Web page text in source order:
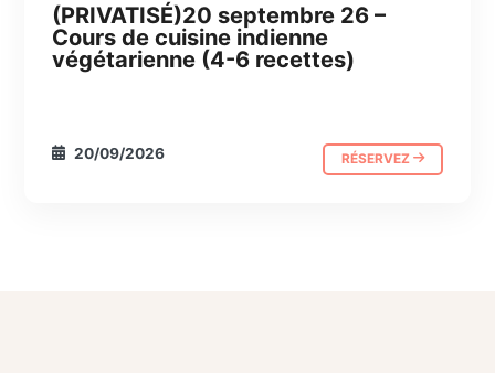
CUISINE JOURNÉE ABC
(PRIVATISÉ)20 septembre 26 –
Cours de cuisine indienne
végétarienne (4-6 recettes)
20/09/2026 RÉSERVEZ